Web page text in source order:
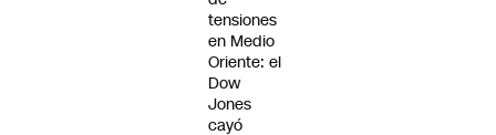
tensiones
en Medio
Oriente: el
Dow
Jones
cayó